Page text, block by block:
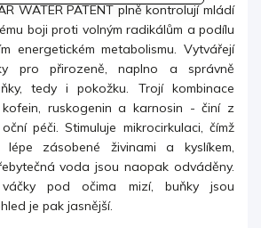
WATER PATENT plně kontrolují mládí
boji proti volným radikálům a podílu
energetickém metabolismu. Vytvářejí
pro přirozeně, naplno a správně
tedy i pokožku. Trojí kombinace
ruskogenin a karnosin - činí z
péči. Stimuluje mikrocirkulaci, čímž
zásobené živinami a kyslíkem,
voda jsou naopak odváděny.
pod očima mizí, buňky jsou
je pak jasnější.